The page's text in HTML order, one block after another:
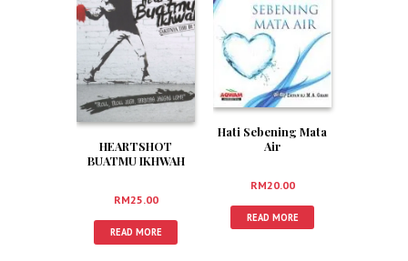
HEARTSHOT
BUATMU IKHWAH
RM25.00
READ MORE
Hati Sebening Mata
Air
RM20.00
READ MORE